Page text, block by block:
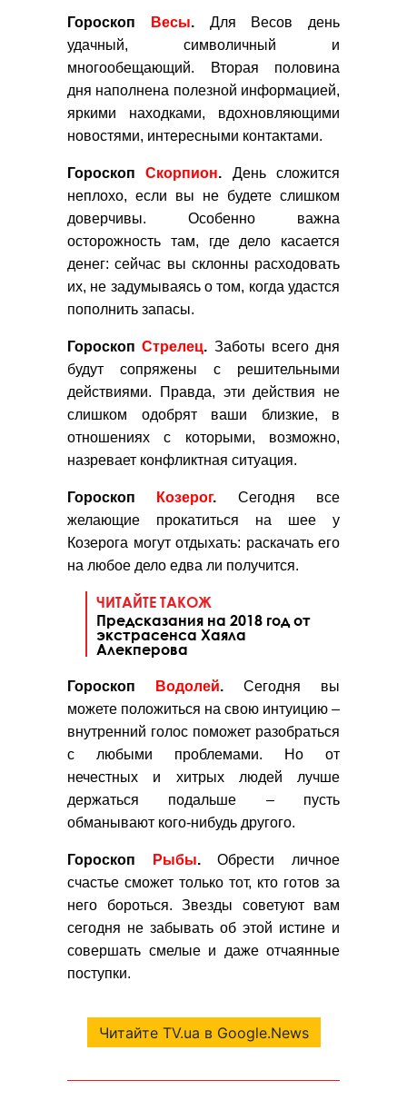
Гороскоп Весы.Для Весов день
удачный, символичный и
многообещающий. Вторая половина
дня наполнена полезной информацией,
яркими находками, вдохновляющими
новостями, интересными контактами.
ГороскопСкорпион. День сложится
неплохо, если вы не будете слишком
доверчивы. Особенно важна
осторожность там, где дело касается
денег: сейчас вы склонны расходовать
их, не задумываясь о том, когда удастся
пополнить запасы.
ГороскопСтрелец. Заботы всего дня
будут сопряжены с решительными
действиями. Правда, эти действия не
слишком одобрят ваши близкие, в
отношениях с которыми, возможно,
назревает конфликтная ситуация.
Гороскоп Козерог. Сегодня все
желающие прокатиться на шее у
Козерога могут отдыхать: раскачать его
на любое дело едва ли получится.
ЧИТАЙТЕ ТАКОЖ
Предсказания на 2018 год от
экстрасенса Хаяла
Алекперова
Гороскоп Водолей. Сегодня вы
можете положиться на свою интуицию –
внутренний голос поможет разобраться
с любыми проблемами. Но от
нечестных и хитрых людей лучше
держаться подальше – пусть
обманывают кого-нибудь другого.
Гороскоп Рыбы.Обрести личное
счастье сможет только тот, кто готов за
него бороться. Звезды советуют вам
сегодня не забывать об этой истине и
совершать смелые и даже отчаянные
поступки.
Читайте TV.ua в Google.News